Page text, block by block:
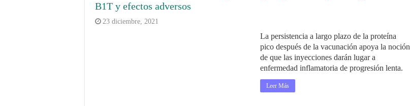
B1T y efectos adversos
23 diciembre, 2021
La persistencia a largo plazo de la proteína
pico después de la vacunación apoya la noción
de que las inyecciones darán lugar a
enfermedad inflamatoria de progresión lenta.
Leer Más